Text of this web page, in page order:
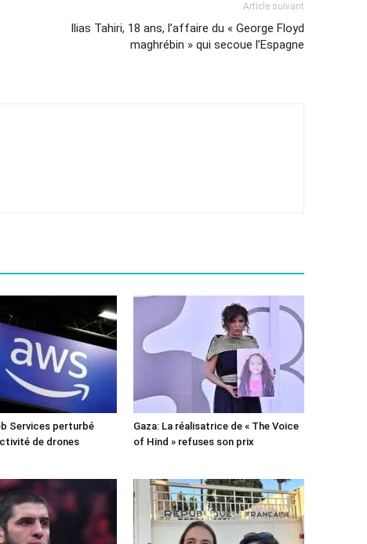
Article suivant
Ilias Tahiri, 18 ans, l’affaire du « George Floyd
maghrébin » qui secoue l’Espagne
Services perturbé
de drones
Gaza: La réalisatrice de « The Voice
of Hind » refuses son prix